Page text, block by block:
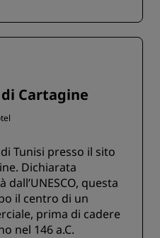
Cartagine
Tunisi presso il sito
Dichiarata
questa
il centro di un
prima di cadere
nel 146 a.C.